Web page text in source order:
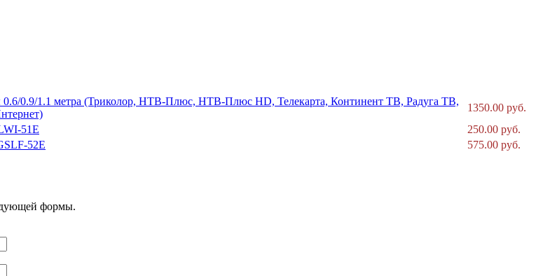
0.6/0.9/1.1 метра (Триколор, НТВ-Плюс, НТВ-Плюс HD, Телекарта, Континент ТВ, Радуга ТВ,
1350.00 руб.
51E
250.00 руб.
52E
575.00 руб.
формы.